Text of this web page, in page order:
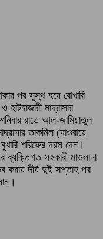
পর সুস্থ হয়ে বোখারি
মাদ্রাসার
রাতে আল-জামিয়াতুল
তাকমিল (দাওরায়ে
শরিফের দরস দেন।
ব্যক্তিগত সহকারী মাওলানা
করায় দীর্ঘ দুই সপ্তাহ পর